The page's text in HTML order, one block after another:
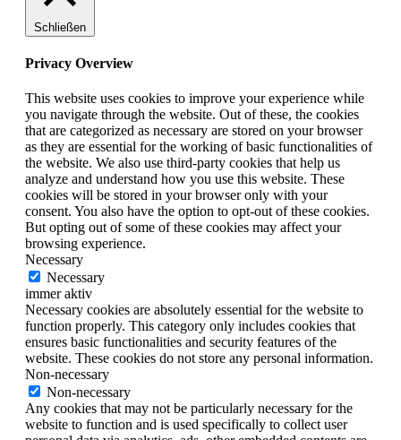
Schließen
Privacy Overview
This website uses cookies to improve your experience while
you navigate through the website. Out of these, the cookies
that are categorized as necessary are stored on your browser
as they are essential for the working of basic functionalities of
the website. We also use third-party cookies that help us
analyze and understand how you use this website. These
cookies will be stored in your browser only with your
consent. You also have the option to opt-out of these cookies.
But opting out of some of these cookies may affect your
browsing experience.
Necessary
Necessary
immer aktiv
Necessary cookies are absolutely essential for the website to
function properly. This category only includes cookies that
ensures basic functionalities and security features of the
website. These cookies do not store any personal information.
Non-necessary
Non-necessary
Any cookies that may not be particularly necessary for the
website to function and is used specifically to collect user